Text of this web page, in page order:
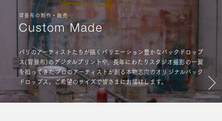
背景布の制作・販売
Custom Made
パリのアーティストたちが描くバリエーション豊かなバックドロップ
ス(背景布)のデジタルプリントや、長年にわたりスタジオ撮影の一翼
を担ってきたプロのアーティストが創る本物志向のオリジナルバック
ドロップス。ご希望のサイズで皆さまにお届けします。